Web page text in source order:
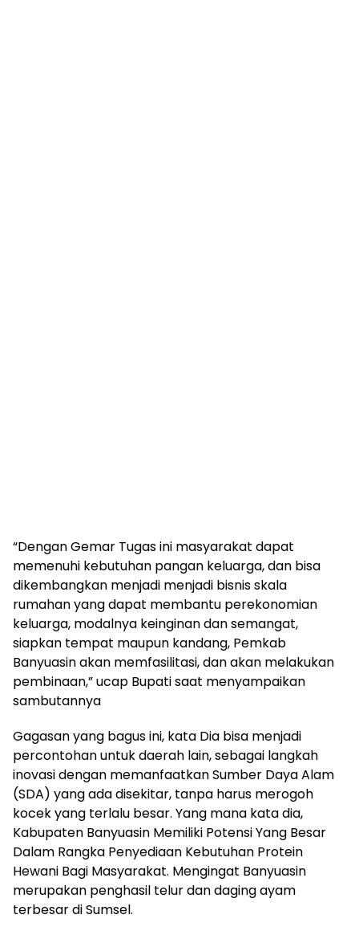
“Dengan Gemar Tugas ini masyarakat dapat
memenuhi kebutuhan pangan keluarga, dan bisa
dikembangkan menjadi menjadi bisnis skala
rumahan yang dapat membantu perekonomian
keluarga, modalnya keinginan dan semangat,
siapkan tempat maupun kandang, Pemkab
Banyuasin akan memfasilitasi, dan akan melakukan
pembinaan,” ucap Bupati saat menyampaikan
sambutannya
Gagasan yang bagus ini, kata Dia bisa menjadi
percontohan untuk daerah lain, sebagai langkah
inovasi dengan memanfaatkan Sumber Daya Alam
(SDA) yang ada disekitar, tanpa harus merogoh
kocek yang terlalu besar. Yang mana kata dia,
Kabupaten Banyuasin Memiliki Potensi Yang Besar
Dalam Rangka Penyediaan Kebutuhan Protein
Hewani Bagi Masyarakat. Mengingat Banyuasin
merupakan penghasil telur dan daging ayam
terbesar di Sumsel.